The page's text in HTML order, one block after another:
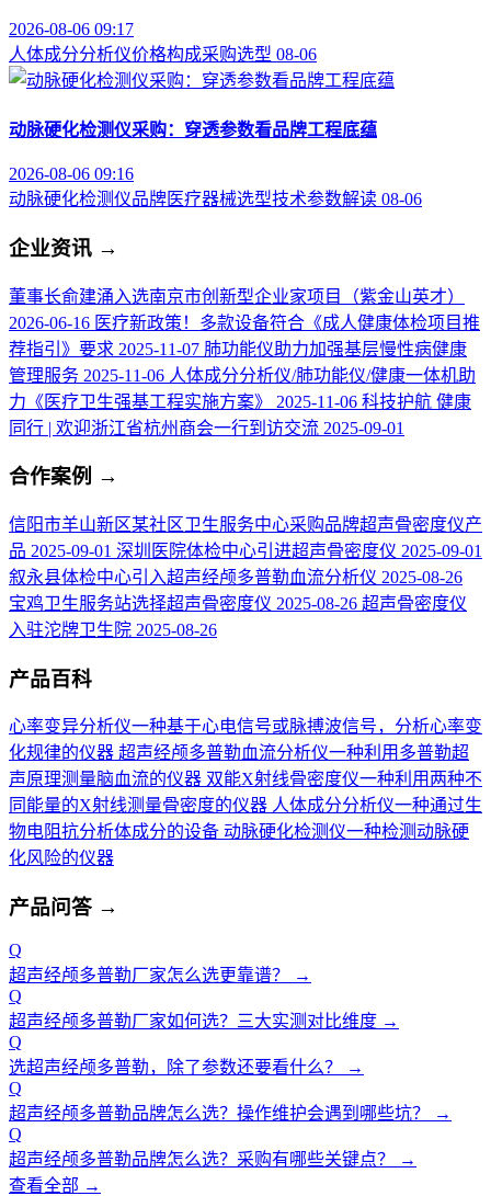
2026-08-06 09:17
人体成分分析仪价格构成采购选型 08-06
动脉硬化检测仪采购：穿透参数看品牌工程底蕴
2026-08-06 09:16
动脉硬化检测仪品牌医疗器械选型技术参数解读 08-06
企业资讯 →
董事长俞建涌入选南京市创新型企业家项目（紫金山英才）
2026-06-16 医疗新政策！多款设备符合《成人健康体检项目推
荐指引》要求 2025-11-07 肺功能仪助力加强基层慢性病健康
管理服务 2025-11-06 人体成分分析仪/肺功能仪/健康一体机助
力《医疗卫生强基工程实施方案》
2025-11-06 科技护航 健康
同行 | 欢迎浙江省杭州商会一行到访交流 2025-09-01
合作案例 →
信阳市羊山新区某社区卫生服务中心采购品牌超声骨密度仪产
品 2025-09-01 深圳医院体检中心引进超声骨密度仪 2025-09-01
叙永县体检中心引入超声经颅多普勒血流分析仪 2025-08-26
宝鸡卫生服务站选择超声骨密度仪 2025-08-26 超声骨密度仪
入驻沱牌卫生院 2025-08-26
产品百科
心率变异分析仪一种基于心电信号或脉搏波信号，分析心率变
化规律的仪器 超声经颅多普勒血流分析仪一种利用多普勒超
声原理测量脑血流的仪器 双能X射线骨密度仪一种利用两种不
同能量的X射线测量骨密度的仪器 人体成分分析仪一种通过生
物电阻抗分析体成分的设备 动脉硬化检测仪一种检测动脉硬
化风险的仪器
产品问答 →
Q
超声经颅多普勒厂家怎么选更靠谱？
→
Q
超声经颅多普勒厂家如何选？三大实测对比维度 →
Q
选超声经颅多普勒，除了参数还要看什么？
→
Q
超声经颅多普勒品牌怎么选？操作维护会遇到哪些坑？
→
Q
超声经颅多普勒品牌怎么选？采购有哪些关键点？
→
查看全部 →